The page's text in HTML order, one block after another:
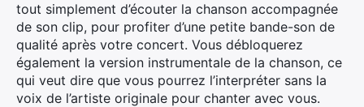
tout simplement d’écouter la chanson accompagnée
de son clip, pour profiter d’une petite bande-son de
qualité après votre concert. Vous débloquerez
également la version instrumentale de la chanson, ce
qui veut dire que vous pourrez l’interpréter sans la
voix de l’artiste originale pour chanter avec vous.